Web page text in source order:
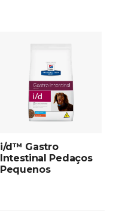
i/d™ Gastro
Intestinal Pedaços
Pequenos